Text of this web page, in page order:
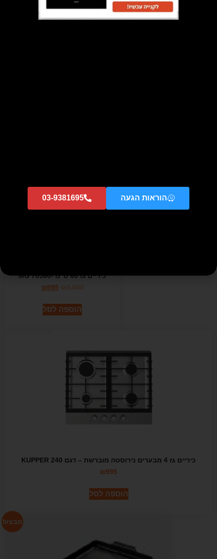
כיריים גז 60 ס"מ -MG 70560
₪895
הוספה לסל
כיריים גז 4 מבערים נירוסטה מוברשת – דגם 240 KUPPER
₪995
הוספה לסל
מבצע!
הוראות הגעה 03-9381695